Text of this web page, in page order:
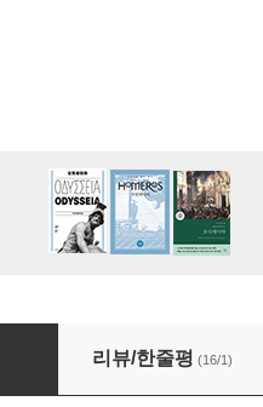
여행, 타이베이
리뷰/한줄평 (16/1)